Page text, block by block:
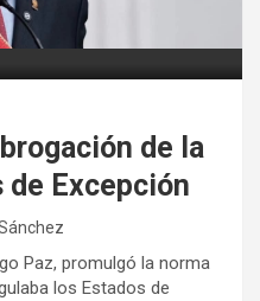
de la
de Excepción
Paz, promulgó la norma
los Estados de